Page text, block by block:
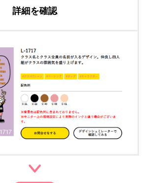
詳細を確認